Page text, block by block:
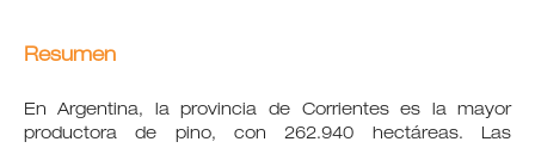
Resumen
En Argentina, la provincia de Corrientes es la mayor
productora de pino, con 262.940 hectáreas. Las